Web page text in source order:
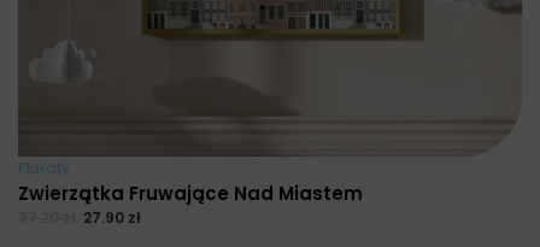
Plakaty
Zwierzątka Fruwające Nad Miastem
27.90 zł